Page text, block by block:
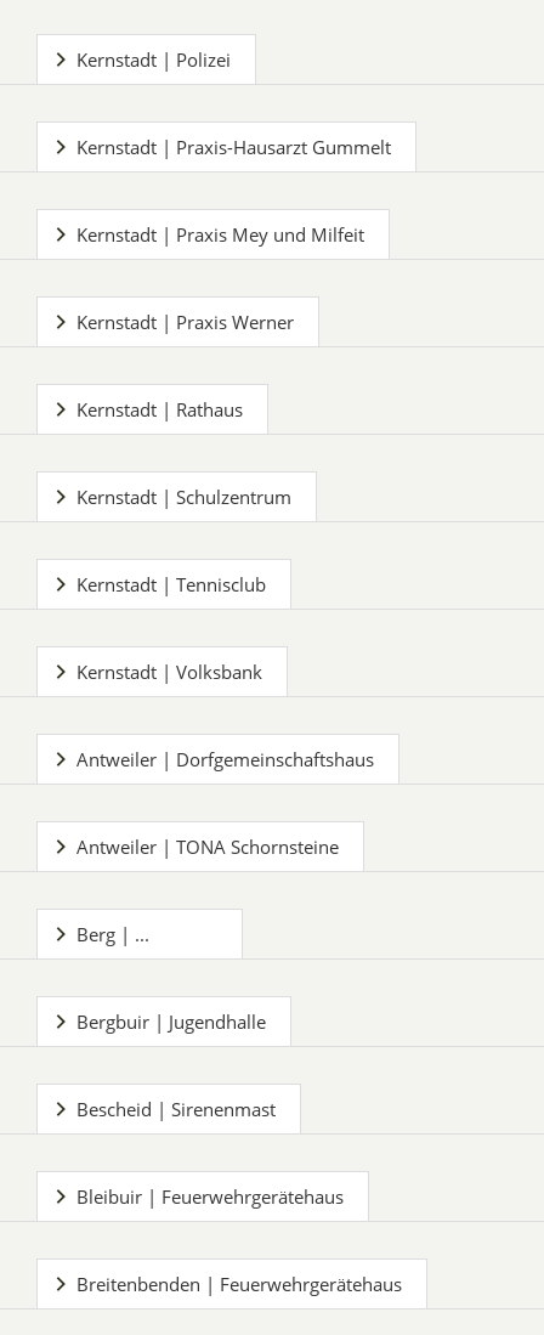
Kernstadt | Polizei
Kernstadt | Praxis-Hausarzt Gummelt
Kernstadt | Praxis Mey und Milfeit
Kernstadt | Praxis Werner
Kernstadt | Rathaus
Kernstadt | Schulzentrum
Kernstadt | Tennisclub
Kernstadt | Volksbank
Antweiler | Dorfgemeinschaftshaus
Antweiler | TONA Schornsteine
Berg | ...
Bergbuir | Jugendhalle
Bescheid | Sirenenmast
Bleibuir | Feuerwehrgerätehaus
Breitenbenden | Feuerwehrgerätehaus